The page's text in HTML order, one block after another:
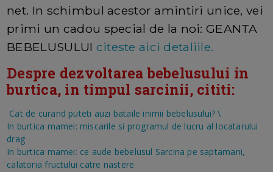
net. In schimbul acestor amintiri unice, vei
primi un cadou special de la noi: GEANTA
BEBELUSULUI citeste aici detaliile.
Despre dezvoltarea bebelusului in
burtica, in timpul sarcinii, cititi:
Cat de curand puteti auzi bataile inimii bebelusului? \
In burtica mamei: miscarile si programul de lucru al locatarului
drag
In burtica mamei: ce aude bebelusul Sarcina pe saptamani,
calatoria fructului catre nastere